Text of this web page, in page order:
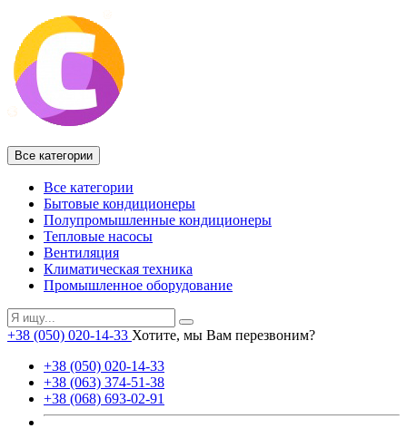
Все категории
Все категории
Бытовые кондиционеры
Полупромышленные кондиционеры
Тепловые насосы
Вентиляция
Климатическая техника
Промышленное оборудование
+38 (050) 020-14-33 Хотите, мы Вам перезвоним?
+38 (050) 020-14-33
+38 (063) 374-51-38
+38 (068) 693-02-91